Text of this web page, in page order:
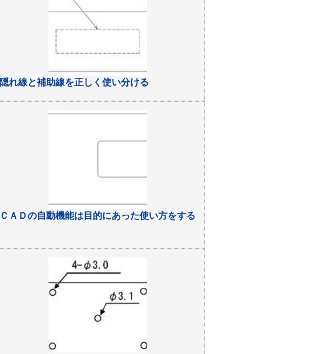
隠れ線と補助線を正しく使い分ける
ＣＡＤの自動機能は目的にあった使い方をする